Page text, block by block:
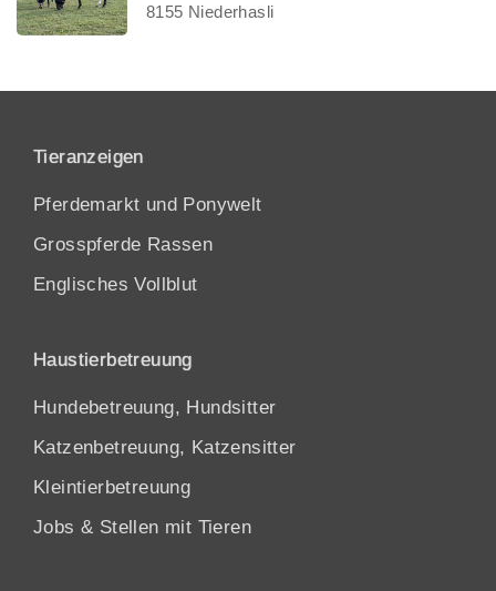
8155 Niederhasli
Tieranzeigen
Pferdemarkt und Ponywelt
Grosspferde Rassen
Englisches Vollblut
Haustierbetreuung
Hundebetreuung, Hundsitter
Katzenbetreuung, Katzensitter
Kleintierbetreuung
Jobs & Stellen mit Tieren